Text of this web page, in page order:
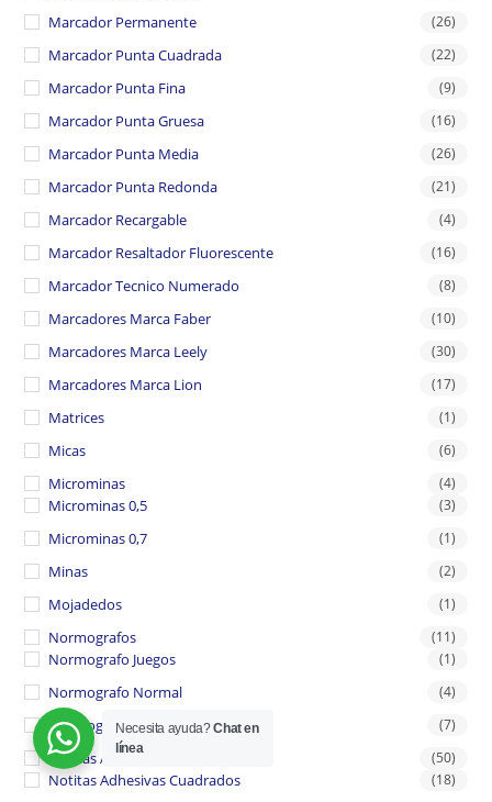
Marcador Permanente (26)
Marcador Punta Cuadrada (22)
Marcador Punta Fina (9)
Marcador Punta Gruesa (16)
Marcador Punta Media (26)
Marcador Punta Redonda (21)
Marcador Recargable (4)
Marcador Resaltador Fluorescente (16)
Marcador Tecnico Numerado (8)
Marcadores Marca Faber (10)
Marcadores Marca Leely (30)
Marcadores Marca Lion (17)
Matrices (1)
Micas (6)
Microminas (4)
Microminas 0,5 (3)
Microminas 0,7 (1)
Minas (2)
Mojadedos (1)
Normografos (11)
Normografo Juegos (1)
Normografo Normal (4)
Normografo Tecnico (7)
Notitas Adhesivas (50)
Notitas Adhesivas Cuadrados (18)
Necesita ayuda?Chat en
línea